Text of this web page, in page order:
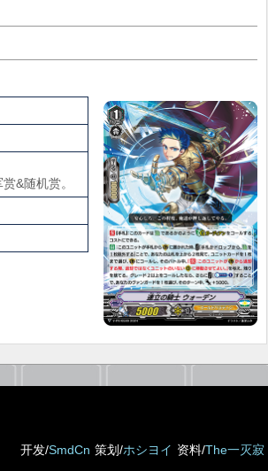
&随机赏。
开发/SmdCn 策划/ホシヨイ 资料/The一灭寂